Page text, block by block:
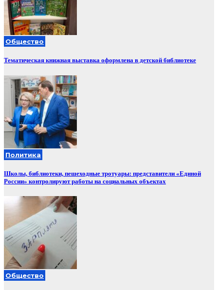
Общество
Тематическая книжная выставка оформлена в детской библиотеке
Политика
Школы, библиотеки, пешеходные тротуары: представители «Единой
России» контролируют работы на социальных объектах
Общество